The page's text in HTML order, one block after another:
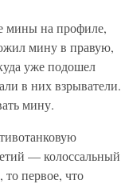
мины на профиле,
мину в правую,
уже подошел
в них взрыватели.
мину.
— колоссальный
первое, что